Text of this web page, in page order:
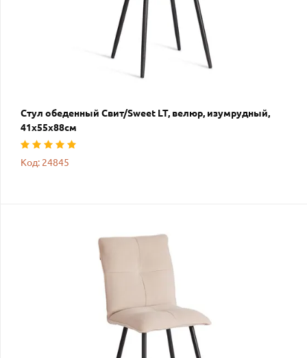
Стул обеденный Свит/Sweet LT, велюр, изумрудный,
41х55х88см
Код: 24845